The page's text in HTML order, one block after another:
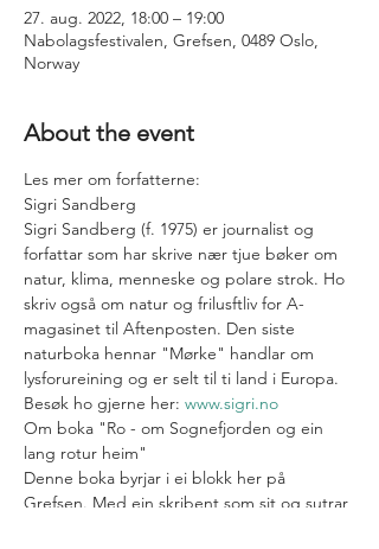
27. aug. 2022, 18:00 – 19:00
Nabolagsfestivalen, Grefsen, 0489 Oslo,
Norway
About the event
Les mer om forfatterne:
Sigri Sandberg
Sigri Sandberg (f. 1975) er journalist og
forfattar som har skrive nær tjue bøker om
natur, klima, menneske og polare strok. Ho
skriv også om natur og frilusftliv for A-
magasinet til Aftenposten. Den siste
naturboka hennar "Mørke" handlar om
lysforureining og er selt til ti land i Europa.
Besøk ho gjerne her: www.sigri.no
Om boka "Ro - om Sognefjorden og ein
lang rotur heim"
Denne boka byrjar i ei blokk her på
Grefsen. Med ein skribent som sit og sutrar